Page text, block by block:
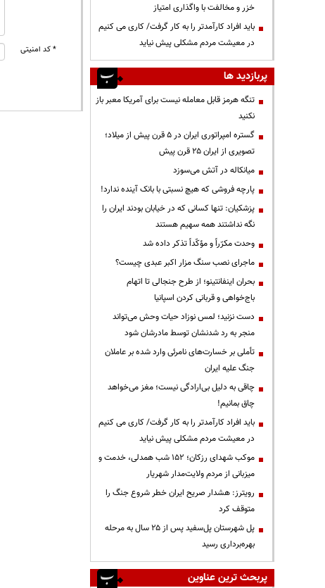
* کد امنیتی
خزر و مخالفت با واگذاری امتیاز
باید افراد کارآمدتر را به کار گرفت/ کاری می کنیم
در معیشت مردم مشکلی پیش نیاید
پربازدید ها
تنگه هرمز قابل معامله نیست برای آمریکا معبر باز
نکنید
گستره امپراتوری ایران در ۵ قرن پیش از میلاد؛
تصویری از ایران ۲۵ قرن پیش
میانکاله در آتش می‌سوزد
پارچه فروشی که هیچ نسبتی با بانک آینده ندارد!
پزشکیان: تنها کسانی که در خیابان بودند ایران را
نگه نداشتند همه سهیم هستند
وحدت مکرّراً و مؤکّداً تذکر داده شد
ماجرای نصب سنگ مزار اکبر عبدی چیست؟
بحران اینفانتینو؛ از طرح جنجالی تا اتهام
باج‌خواهی و قربانی کردن اسپانیا
دست نزنید؛ لمس نوزاد حیات وحش می‌تواند
منجر به رد شدنشان توسط مادرشان شود
تأملی بر خسارت‌های نامرئی وارد شده بر عاملان
جنگ علیه ایران
چاقی به دلیل بی‌ارادگی نیست؛ مغز می‌خواهد
چاق بمانیم!
باید افراد کارآمدتر را به کار گرفت/ کاری می کنیم
در معیشت مردم مشکلی پیش نیاید
موکب شهدای رزکان؛ ۱۵۲ شب همدلی، خدمت و
میزبانی از مردم ولایت‌مدار شهریار
رویترز: هشدار صریح ایران خطر شروع جنگ را
متوقف کرد
پل شهرستان پل‌سفید پس از ۲۵ سال به مرحله
بهره‌برداری رسید
پربحث ترین عناوین